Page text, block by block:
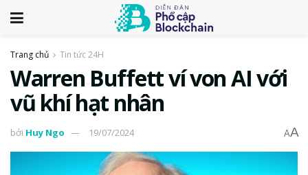
Trang chủ Tin tức 24H
Warren Buffett ví von AI với
vũ khí hạt nhân
bởi Huy Ngo 19/07/2024 AA